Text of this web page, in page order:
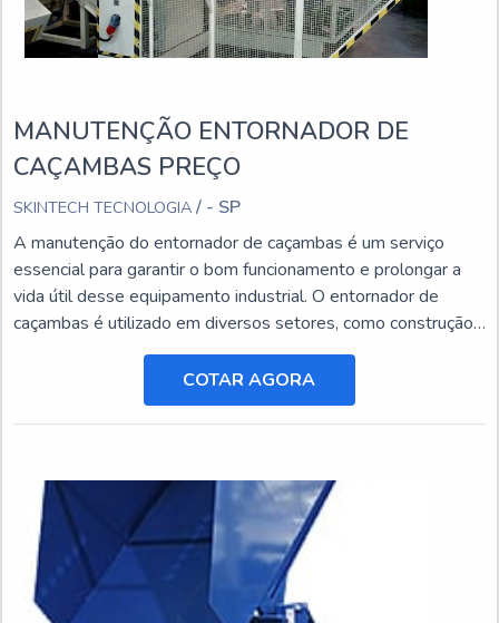
MANUTENÇÃO ENTORNADOR DE
CAÇAMBAS PREÇO
SKINTECH TECNOLOGIA / - SP
A manutenção do entornador de caçambas é um serviço
essencial para garantir o bom funcionamento e prolongar a
vida útil desse equipamento industrial. O entornador de
caçambas é utilizado em diversos setores, como construção
civil, mineração e agricultura, e está sujeito a desgastes e
danos ao longo do tempo.COTAR AGORA